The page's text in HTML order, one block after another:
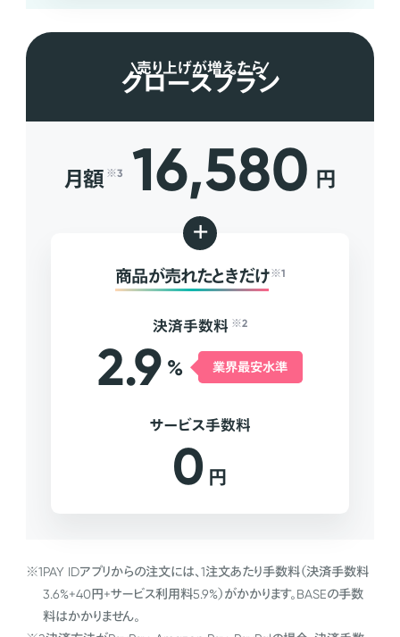
売り上げが増えたら
グロースプラン
月額 ※3 16,580 円
+
商品が売れたときだけ ※1
決済手数料 ※2
2.9 % 業界最安水準
サービス手数料
0 円
※1PAY IDアプリからの注文には、1注文あたり手数料（決済手数料
3.6%+40円+サービス利用料5.9%）がかかります。BASEの手数
料はかかりません。